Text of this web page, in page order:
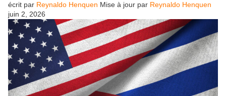
écrit par Reynaldo Henquen Mise à jour par Reynaldo Henquen
juin 2, 2026